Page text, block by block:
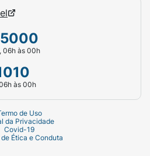
06h às 00h
às 00h
de Uso
da Privacidade
Covid-19
Ética e Conduta